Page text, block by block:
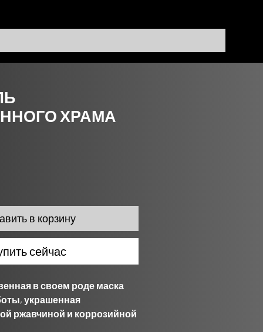
ХРАМА
в корзину
сейчас
в своем роде маска
украшенная
ржавчиной и коррозийной